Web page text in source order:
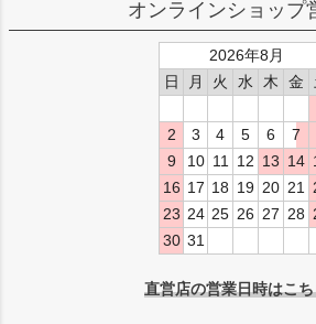
オンラインショップ
2026年8月
日
月 火 水 木 金
2
3 4 5 6 7
9
10 11 12 13 14
16 17 18 19 20 21
23 24 25 26 27 28
30 31
直営店の営業日時はこ